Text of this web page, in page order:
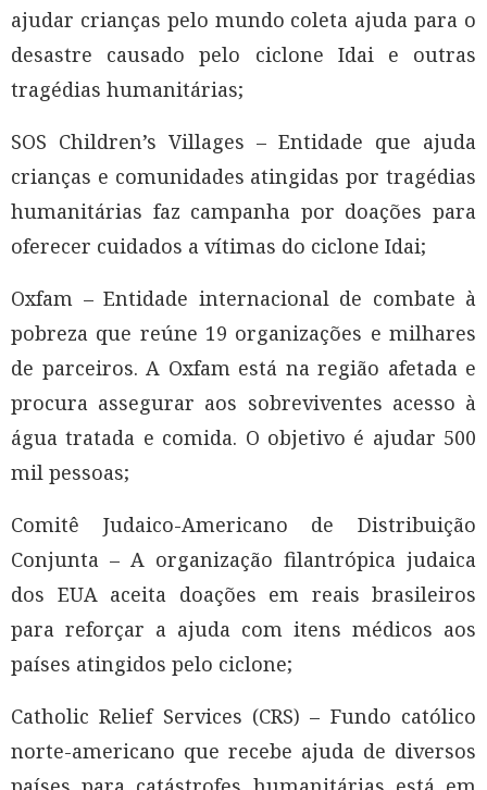
ajudar crianças pelo mundo coleta ajuda para o
desastre causado pelo ciclone Idai e outras
tragédias humanitárias;
SOS Children’s Villages – Entidade que ajuda
crianças e comunidades atingidas por tragédias
humanitárias faz campanha por doações para
oferecer cuidados a vítimas do ciclone Idai;
Oxfam – Entidade internacional de combate à
pobreza que reúne 19 organizações e milhares
de parceiros. A Oxfam está na região afetada e
procura assegurar aos sobreviventes acesso à
água tratada e comida. O objetivo é ajudar 500
mil pessoas;
Comitê Judaico-Americano de Distribuição
Conjunta – A organização filantrópica judaica
dos EUA aceita doações em reais brasileiros
para reforçar a ajuda com itens médicos aos
países atingidos pelo ciclone;
Catholic Relief Services (CRS) – Fundo católico
norte-americano que recebe ajuda de diversos